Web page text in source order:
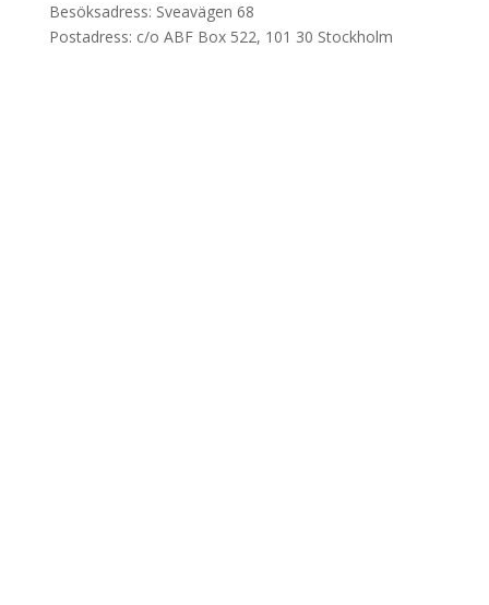
Besöksadress: Sveavägen 68
Postadress: c/o ABF Box 522, 101 30 Stockholm